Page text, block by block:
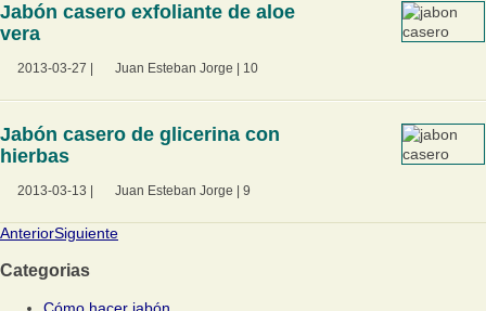
Jabón casero exfoliante de aloe
vera
2013-03-27 Juan Esteban Jorge 10
Jabón casero de glicerina con
hierbas
2013-03-13 Juan Esteban Jorge 9
AnteriorSiguiente
Categorias
Cómo hacer jabón